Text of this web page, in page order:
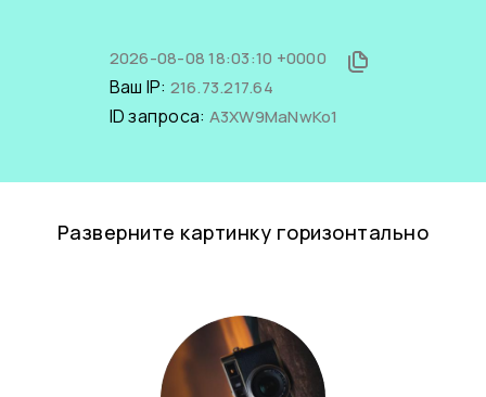
2026-08-08 18:03:10 +0000
Ваш IP: 216.73.217.64
ID запроса: A3XW9MaNwKo1
Разверните картинку горизонтально